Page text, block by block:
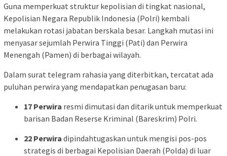
Guna memperkuat struktur kepolisian di tingkat nasional,
Kepolisian Negara Republik Indonesia (Polri) kembali
melakukan rotasi jabatan berskala besar. Langkah mutasi ini
menyasar sejumlah Perwira Tinggi (Pati) dan Perwira
Menengah (Pamen) di berbagai wilayah.
Dalam surat telegram rahasia yang diterbitkan, tercatat ada
puluhan perwira yang mendapatkan penugasan baru:
17 Perwira resmi dimutasi dan ditarik untuk memperkuat
barisan Badan Reserse Kriminal (Bareskrim) Polri.
22 Perwira dipindahtugaskan untuk mengisi pos-pos
strategis di berbagai Kepolisian Daerah (Polda) di luar